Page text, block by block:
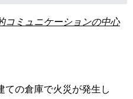
コミュニケーションの中心
ての倉庫で火災が発生し